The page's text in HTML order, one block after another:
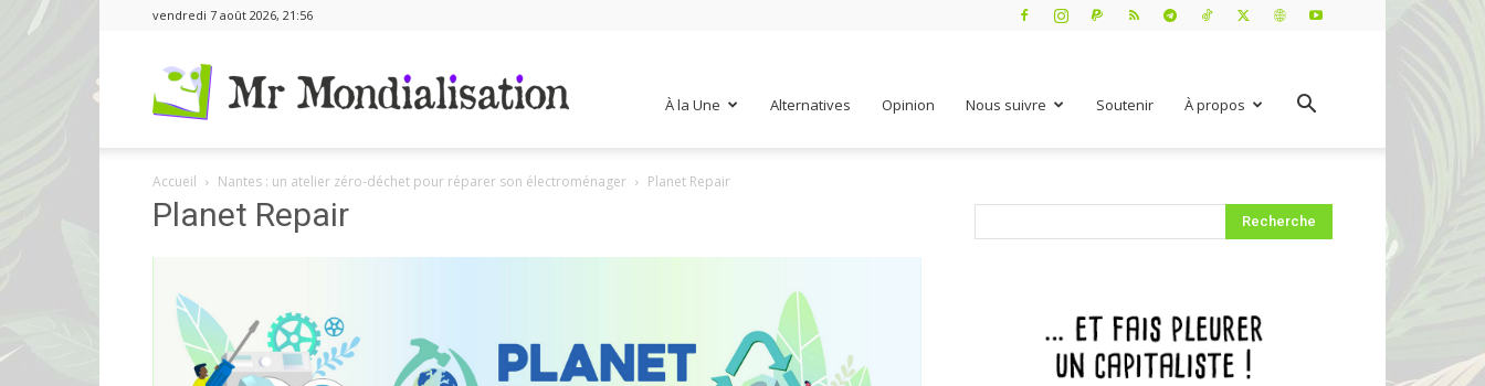
vendredi 7 août 2026, 21:56
À la Une Alternatives Opinion Nous suivre Soutenir À propos
Accueil Nantes : un atelier zéro-déchet pour réparer son électroménager Planet Repair
Planet Repair